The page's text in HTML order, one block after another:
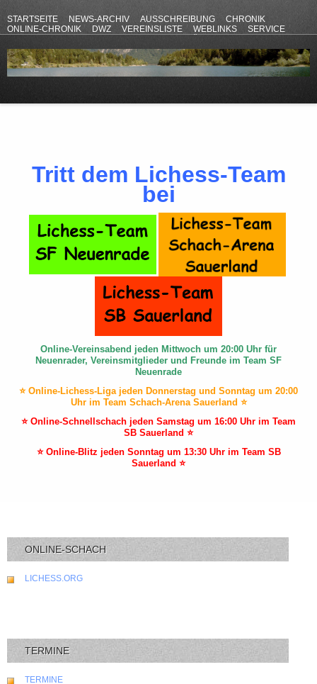
STARTSEITE NEWS-ARCHIV AUSSCHREIBUNG
CHRONIK
ONLINE-CHRONIK
DWZ VEREINSLISTE WEBLINKS
SERVICE
Tritt dem Lichess-Team
bei
Online-Vereinsabend jeden Mittwoch um 20:00 Uhr für
Neuenrader, Vereinsmitglieder und Freunde im Team SF
Neuenrade
⭐ Online-Lichess-Liga jeden Donnerstag und Sonntag um 20:00
Uhr im Team Schach-Arena Sauerland ⭐
⭐ Online-Schnellschach jeden Samstag um 16:00 Uhr im Team
SB Sauerland ⭐
⭐ Online-Blitz jeden Sonntag um 13:30 Uhr im Team SB
Sauerland ⭐
ONLINE-SCHACH
LICHESS.ORG
TERMINE
TERMINE